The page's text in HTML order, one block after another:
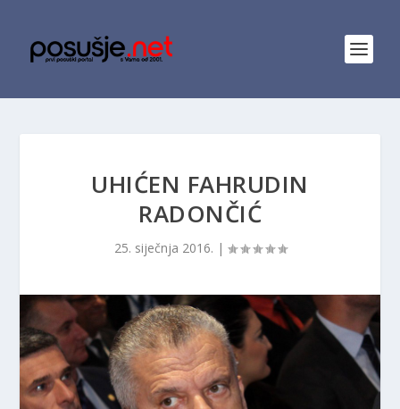
UHIĆEN FAHRUDIN
RADONČIĆ
25. siječnja 2016. |